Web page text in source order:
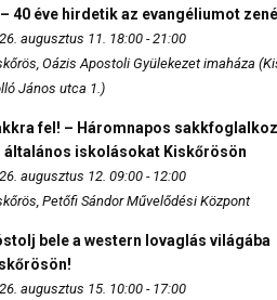
40 éve hirdetik az evangéliumot
augusztus 11. 18:00 - 21:00
Oázis Apostoli Gyülekezet imaháza
János utca 1.)
fel! – Háromnapos
általános iskolásokat Kiskőrösön
augusztus 12. 09:00 - 12:00
Petőfi Sándor Művelődési Központ
bele a western lovaglás világába
augusztus 15. 10:00 - 17:00